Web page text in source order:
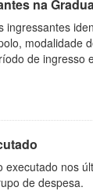
na
ingressantes
modalidade
de ingresso
executado nos
de despesa.